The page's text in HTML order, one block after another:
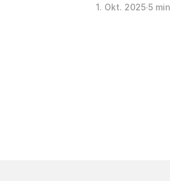
1. Okt. 2025∙5 min